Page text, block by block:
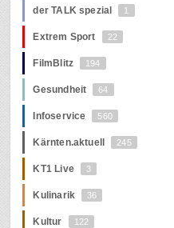
der TALK spezial 1
Extrem Sport 22
FilmBlitz 194
Gesundheit 64
Infoservice 560
Kärnten.aktuell 245
KT1 Live 3
Kulinarik 36
Kultur 122